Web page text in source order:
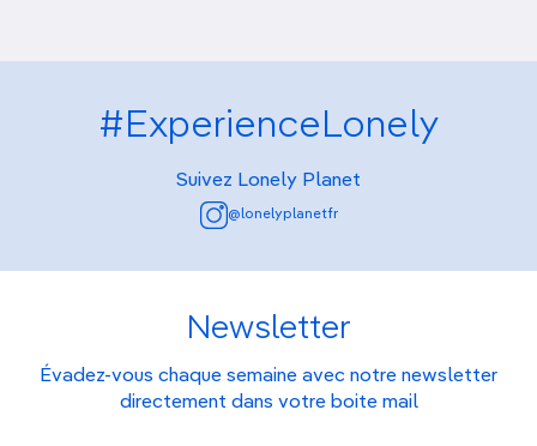
#ExperienceLonely
Suivez Lonely Planet
@lonelyplanetfr
Newsletter
Évadez-vous chaque semaine avec notre newsletter
directement dans votre boite mail